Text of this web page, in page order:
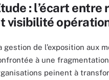
: l’écart entre
visibilité
gestion de l’exposition aux
à une
peinent à